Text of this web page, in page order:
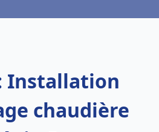
Installation
chaudière